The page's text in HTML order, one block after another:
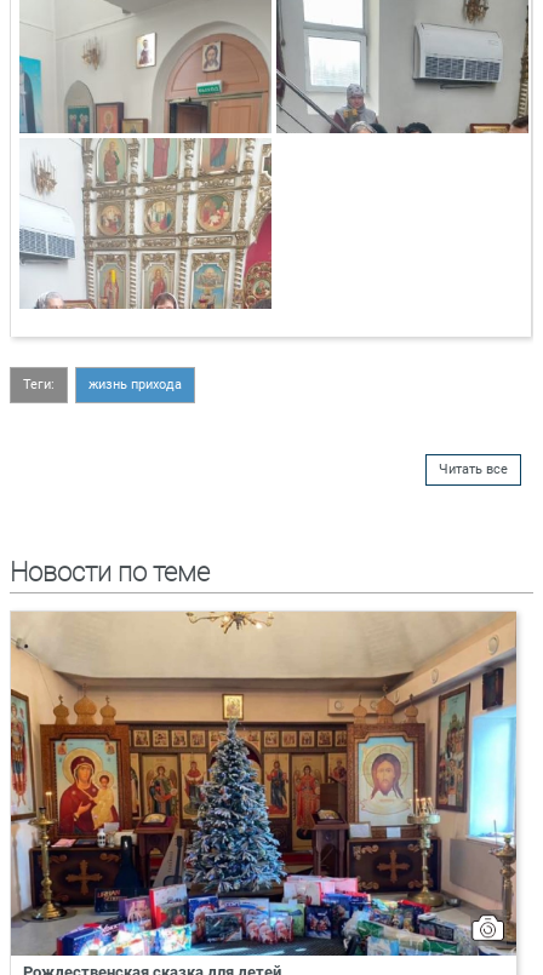
Теги: жизнь прихода
Читать все
Новости по теме